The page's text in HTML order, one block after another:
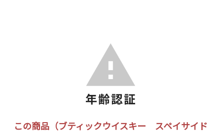
この商品（ブティックウイスキー スペイサイド